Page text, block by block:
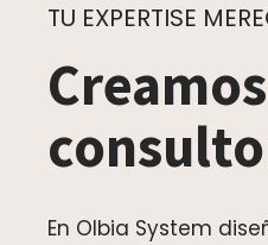
TU EXPERTISE
En Olbia System